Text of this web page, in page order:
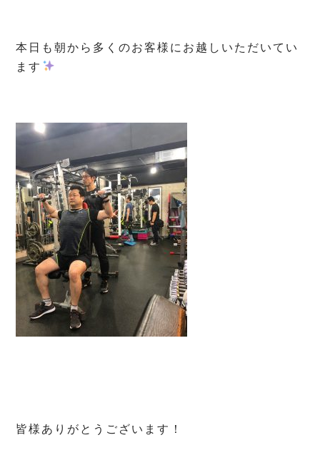
本日も朝から多くのお客様にお越しいただいてい
ます
皆様ありがとうございます！